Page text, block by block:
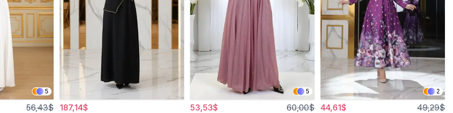
5
56,43$ 187,14$
5
53,53$ 60,00$
2
44,61$ 49,29$